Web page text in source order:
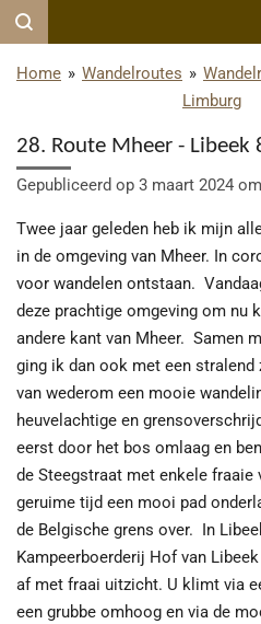
Ga
naar
hoofdinhoud
Home » Wandelroutes »
Limburg
28. Route Mheer - Libeek
Gepubliceerd op 3 maart 2024
Twee jaar geleden heb ik mijn
in de omgeving van Mheer. In
voor wandelen ontstaan.
deze prachtige omgeving om nu
andere kant van Mheer. Samen
ging ik dan ook met een
van wederom een mooie
heuvelachtige en
eerst door het bos omlaag en
de Steegstraat met enkele fraaie
geruime tijd een mooi pad
de Belgische grens over. In
Kampeerboerderij Hof van
af met fraai uitzicht. U klimt via
een grubbe omhoog en via de